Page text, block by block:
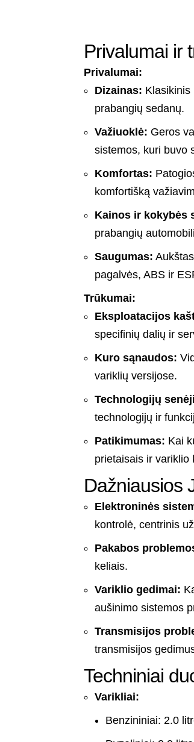
Privalumai ir
Privalumai:
Dizainas: Klasikinis
prabangių sedanų.
Važiuoklė: Geros
sistemos, kuri buvo
Komfortas:
komfortišką
Kainos ir kokybės
prabangių
Saugumas:
pagalvės, ABS ir
Trūkumai:
Eksploatacijos
specifinių dalių ir
Kuro sąnaudos:
variklių versijose.
Technologijų
technologijų ir
Patikimumas: Kai
prietaisais ir variklio
Dažniausios
Elektroninės
kontrolė, centrinis
Pakabos
keliais.
Variklio gedimai:
aušinimo sistemos
Transmisijos
transmisijos
Techniniai
Varikliai:
Benzininiai: 2.0